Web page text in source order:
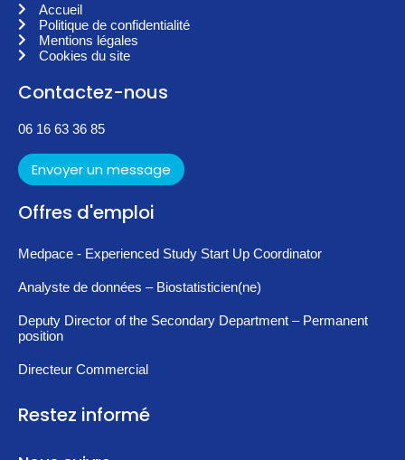
Accueil
Politique de confidentialité
Mentions légales
Cookies du site
Contactez-nous
06 16 63 36 85
Envoyer un message
Offres d'emploi
Medpace - Experienced Study Start Up Coordinator
Analyste de données – Biostatisticien(ne)
Deputy Director of the Secondary Department – Permanent
position
Directeur Commercial
Restez informé